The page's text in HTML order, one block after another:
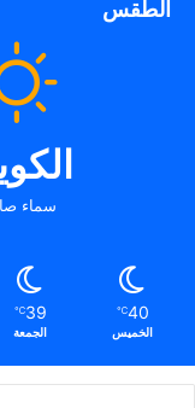
الطقس
سماء
40
℃
الخميس
39
℃
الجمعة